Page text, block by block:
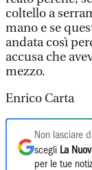
coltello a
mano e se
andata così
accusa che
mezzo.
Enrico Carta
Non lasciare
scegli La
per le tue